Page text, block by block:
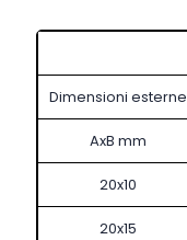
Dimensioni esterne
AxB mm
20x10
20x15